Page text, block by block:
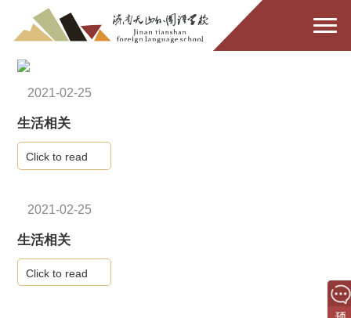
2021-02-25
生活相关
Click to read
2021-02-25
生活相关
Click to read